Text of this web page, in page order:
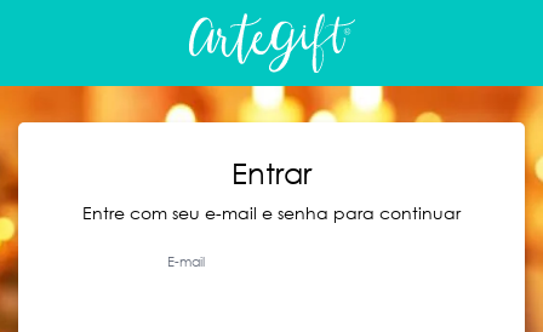
Entrar
Entre com seu e-mail e senha para continuar
E-mail